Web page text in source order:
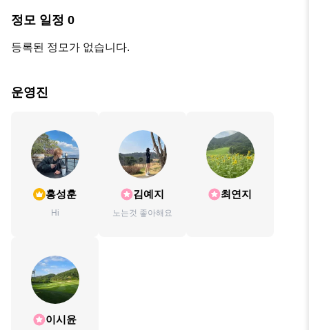
정모 일정 0
등록된 정모가 없습니다.
운영진
홍성훈
Hi
김예지
노는것 좋아해요
최연지
이시윤